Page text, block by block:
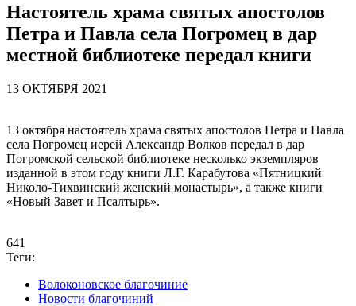
Настоятель храма святых апостолов
Петра и Павла села Погромец в дар
местной библиотеке передал книги
13 ОКТЯБРЯ 2021
13 октября настоятель храма святых апостолов Петра и Павла
села Погромец иерей Александр Волков передал в дар
Погромской сельской библиотеке несколько экземпляров
изданной в этом году книги Л.Г. Карабутова «Пятницкий
Николо-Тихвинский женский монастырь», а также книги
«Новый Завет и Псалтырь».
641
Теги:
Волоконовское благочиние
Новости благочиний